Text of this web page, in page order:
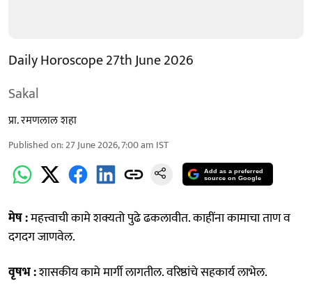
Daily Horoscope 27th June 2026
Sakal
प्रा. रमणलाल शहा
Published on:27 June 2026, 7:00 am IST
Add as a preferred
source on Google
मेष :महत्त्वाची कामे शक्यतो पुढे ढकलावीत. काहींना कामाचा ताण व
दगदग जाणवेल.
वृषभ :शासकीय कामे मार्गी लागतील. वरिष्ठांचे सहकार्य लाभेल.